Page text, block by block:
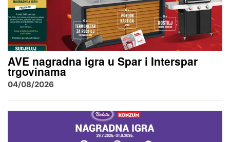
AVE nagradna igra u Spar i Interspar
trgovinama
04/08/2026